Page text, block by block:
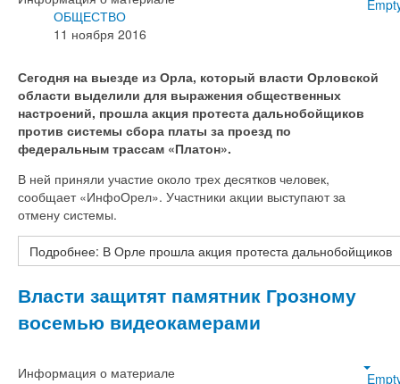
ОБЩЕСТВО
11 ноября 2016
Сегодня на выезде из Орла, который власти Орловской
области выделили для выражения общественных
настроений, прошла акция протеста дальнобойщиков
против системы сбора платы за проезд по
федеральным трассам «Платон».
В ней приняли участие около трех десятков человек,
сообщает «ИнфоОрел». Участники акции выступают за
отмену системы.
Подробнее: В Орле прошла акция протеста дальнобойщиков
Власти защитят памятник Грозному
восемью видеокамерами
Информация о материале